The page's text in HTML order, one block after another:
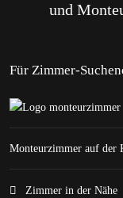
und
Für Zimmer-
Monteurzimmer auf der
Zimmer in der Nähe